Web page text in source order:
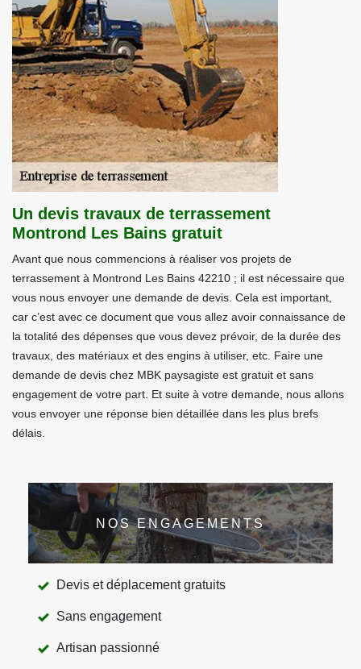
Un devis travaux de terrassement
Montrond Les Bains gratuit
Avant que nous commencions à réaliser vos projets de
terrassement à Montrond Les Bains 42210 ; il est nécessaire que
vous nous envoyer une demande de devis. Cela est important,
car c’est avec ce document que vous allez avoir connaissance de
la totalité des dépenses que vous devez prévoir, de la durée des
travaux, des matériaux et des engins à utiliser, etc. Faire une
demande de devis chez MBK paysagiste est gratuit et sans
engagement de votre part. Et suite à votre demande, nous allons
vous envoyer une réponse bien détaillée dans les plus brefs
délais.
NOS ENGAGEMENTS
Devis et déplacement gratuits
Sans engagement
Artisan passionné